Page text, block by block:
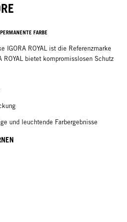
FARBE
IGORA ROYAL ist die Referenzmarke
ROYAL bietet kompromisslosen Schutz
und leuchtende Farbergebnisse